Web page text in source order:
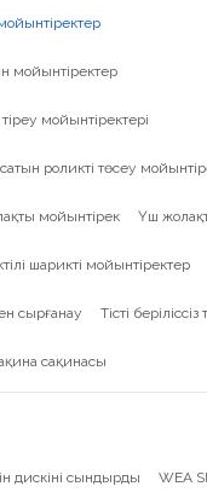
мойынтіректер
мойынтіректері
роликті төсеу
мойынтірек Үш
шарикті мойынтіректер
сырғанау Тісті беріліссіз
сақинасы
дискіні сындырды WEA